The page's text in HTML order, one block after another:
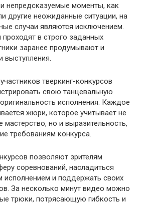
и непредсказуемые моменты, как
другие неожиданные ситуации, на
случаи являются исключением.
проходят в строго заданных
заранее продумывают и
тверкинг-конкурсов
свою танцевальную
исполнения. Каждое
жюри, которое учитывает не
мастерство, но и выразительность,
требованиям конкурса.
позволяют зрителям
соревнований, насладиться
и поддержать своих
За несколько минут видео можно
трюки, потрясающую гибкость и